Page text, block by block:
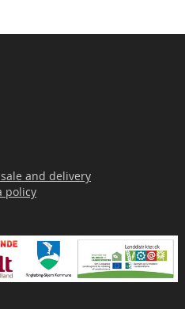
and delivery
policy